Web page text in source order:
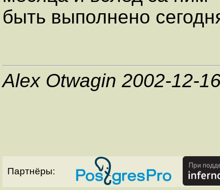
быть выполнено
Alex Otwagin 2002-12-
Партнёры: